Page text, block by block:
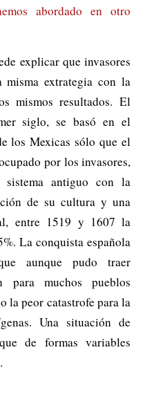
abordado en otro
explicar que invasores
extrategia con la
mismos resultados. El
siglo, se basó en el
los Mexicas sólo que el
por los invasores,
antiguo con la
de su cultura y una
entre 1519 y 1607 la
La conquista española
aunque pudo traer
para muchos pueblos
la peor catastrofe para la
Una situación de
de formas variables